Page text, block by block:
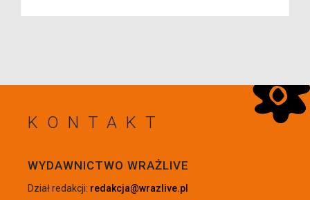
KONTAKT
WYDAWNICTWO WRAŻLIVE
Dział redakcji: redakcja@wrazlive.pl